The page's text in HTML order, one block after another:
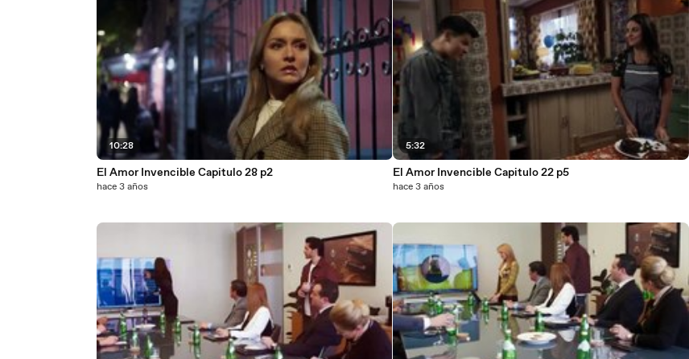
10:28
El Amor Invencible Capitulo 28 p2
hace 3 años
5:32
El Amor Invencible Capitulo 22 p5
hace 3 años